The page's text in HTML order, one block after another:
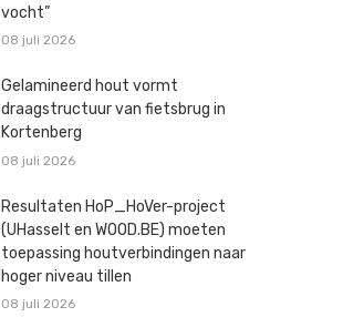
vocht”
08 juli 2026
Gelamineerd hout vormt
draagstructuur van fietsbrug in
Kortenberg
08 juli 2026
Resultaten HoP_HoVer-project
(UHasselt en WOOD.BE) moeten
toepassing houtverbindingen naar
hoger niveau tillen
08 juli 2026